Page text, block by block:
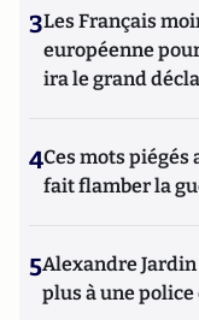
3Les Français
européenne
ira le grand
4Ces mots piégés
fait flamber la
5Alexandre
plus à une police